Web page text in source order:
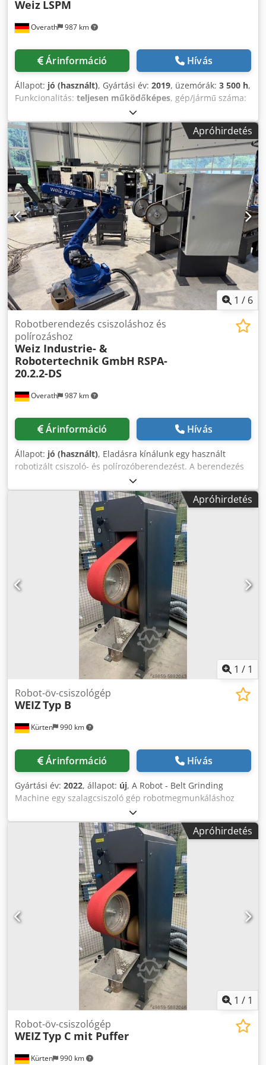
Overath 987 km
Weiz LSPM
Árinformáció Hívás
Állapot: jó (használt), Gyártási év: 2019, üzemórák: 3 500 h,
Funkcionalitás: teljesen működőképes, gép/jármű száma:
, Eladásra kínálunk egy robot hossz-csiszoló és
polírozó berendezést. Dodpfxjwdnb Re Acasck Ezzel a
berendezéssel alkatrészek csiszolása és polírozása
végezhető. - 1 x szerszámcserélő robot oldalon - 1 x szervo
meghajtású asztal 9 darab részre, 360 fokos elforgatás, 9
méteres hossz - 1 x polírozó egység 450mm x 600mm,
folyékony polírozó paszta adagolással - 1 x kefélő egység
400mm x 600mm keféhez, folyékony polírozó paszta
adagolással - 1 x csiszoló egység 1.000mm hosszú és
150mm széles csiszolószalaghoz, olajköd-berendezéssel,
amely három alacsony nyomású pisztolyból áll - 3 x
szerszámállvány - 1 x lehúzó berendezés a polírozó
korongokhoz - 1 x mérőlap a polírozó egységhez - 1 x
vezérlőszekrény PLC-vel A robot és a lineáris tengely már
eladva. További kérdések esetén forduljon hozzánk
bizalommal!
Apróhirdetés
1 / 6
Overath 987 km
Robotberendezés csiszoláshoz és
polírozáshoz
Weiz Industrie- &
Robotertechnik GmbH RSPA-
20.2.2-DS
Árinformáció Hívás
Állapot: jó (használt), Eladásra kínálunk egy használt
robotizált csiszoló- és polírozóberendezést. A berendezés
jó, használt állapotban van. A berendezés tartalmazza: - 1
db YASKAWA MH20 ipari robot NX100 vezérléssel - 2 db
szalagos csiszológép 3.500 mm kerületű
csiszolószalagokhoz - 2 db polírozógép oszcillációval és
előtolással, legfeljebb 500 mm átmérőjű polírozótárcsákhoz
- 1 db raklapfeltöltő asztal (méret: 1.200 x 600 mm) - 1 db
kapcsolószekrény Dcjdpfxjxby Sgo Acask Kérdés esetén
forduljon hozzánk bizalommal!
Apróhirdetés
1 / 1
Kürten 990 km
Robot-öv-csiszológép
WEIZTyp B
Árinformáció Hívás
Gyártási év: 2022, állapot: új, A Robot - Belt Grinding
Machine egy szalagcsiszoló gép robotmegmunkáláshoz
kontaktuskerékkel alumínium, acél, sárgaréz és cink
présöntvény alkatrészeinek csiszolásához. Műszaki adatok:
Érintőkerék: max. Ø 400 mm csiszolószalag hossza: 3500
mm csiszolószalag szélessége: max. 150 mm
Szívócsatlakozás: Ø 160 mm méretek (HxSzxM): 900 x 700 x
1800 mm Súly: kb. 350 kg Elektromos csatlakozás: 3 x 400 V,
4 kW Sűrített levegő csatlakozás: 6 - 8 bar Zajszint:> 85 dB
(A) orsó átmérő: 35 mm Szalagcsiszoló egység szalagok
köszörüléséhez max. 150 mm x 3500 mm hosszúság
pneumatikus szíjfeszítéssel, övszakadás-szabályozással, 4
kW meghajtási teljesítmény, frekvenciavezérléssel,
érintkező kerekekhez max. DM 350 mm x 150 mm,
meghajtó és terelőgörgők Dcsdpfx Aogxug Nocask
Apróhirdetés
1 / 1
Kürten 990 km
Robot-öv-csiszológép
WEIZTyp C mit Puffer